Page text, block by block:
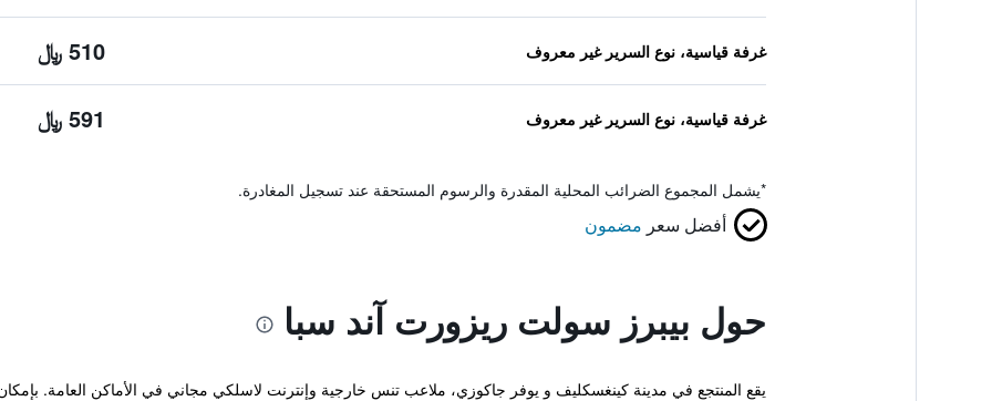
غرفة قياسية، نوع السرير غير معروف 510 ﷼
غرفة قياسية، نوع السرير غير معروف 591 ﷼
*يشمل المجموع الضرائب المحلية المقدرة والرسوم المستحقة عند تسجيل المغادرة.
أفضل سعر مضمون
حول بيبرز سولت ريزورت آند سبا
يقع المنتجع في مدينة كينغسكليف و يوفر جاكوزي، ملاعب تنس خارجية وإنترنت لاسلكي مجاني في الأماكن العامة.